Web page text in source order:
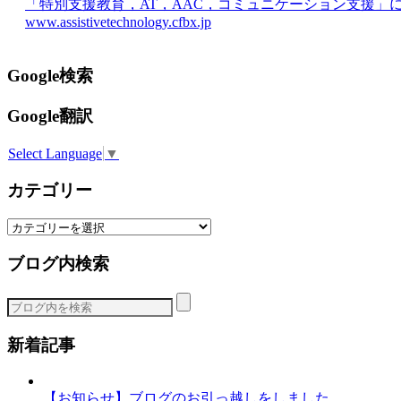
「特別支援教育，AT，AAC，コミュニケーション支援」
www.assistivetechnology.cfbx.jp
Google検索
Google翻訳
Select Language ▼
カテゴリー
カ
ゴ
ー
ブログ内検索
新着記事